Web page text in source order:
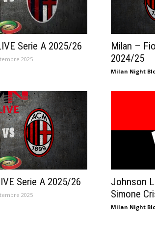
Serie A 2025/26
2025
Milan –
2024/25
Milan Night
Serie A 2025/26
2025
Johnson
Simone
Milan Night